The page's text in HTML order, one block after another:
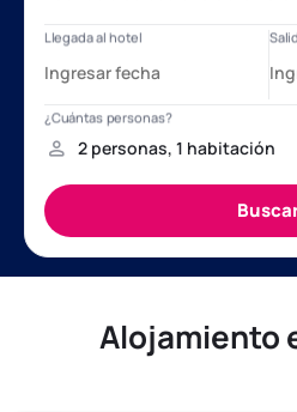
Alojamiento